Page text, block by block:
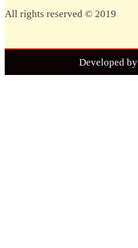
All rights reserved © 2019
Developed by